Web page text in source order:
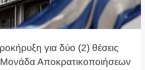
για δύο (2) θέσεις
Αποκρατικοποιήσεων